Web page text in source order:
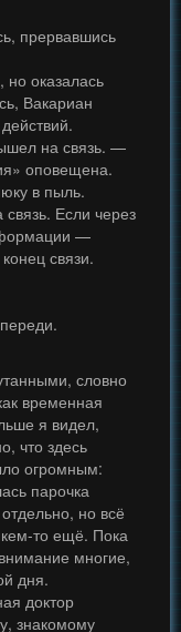
прервавшись
но оказалась
Вакариан
на связь. —
оповещена.
в пыль.
Если через
—
связи.
словно
временная
я видел,
что здесь
огромным:
парочка
но всё
то ещё. Пока
многие,
дня.
доктор
знакомому